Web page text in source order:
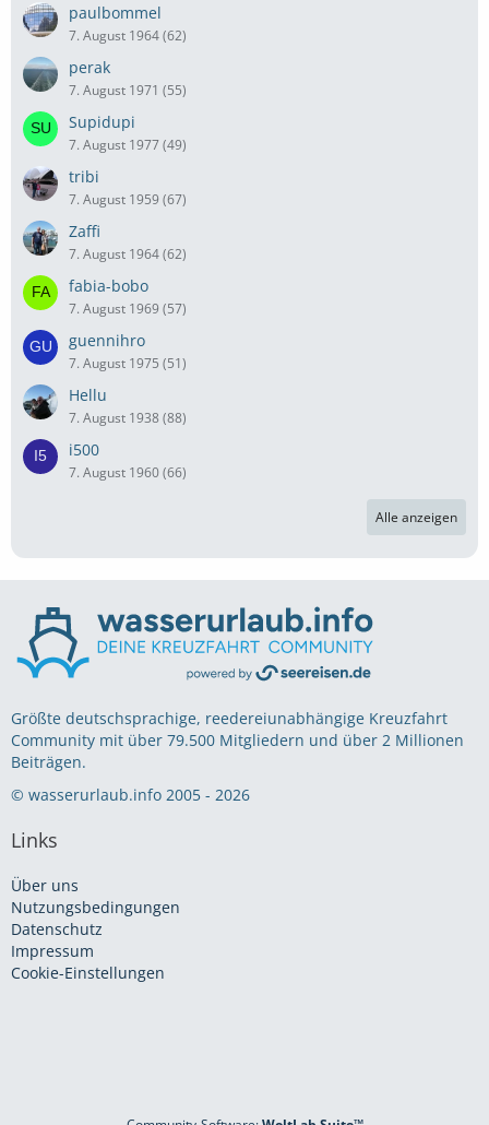
paulbommel
7. August 1964 (62)
perak
7. August 1971 (55)
Supidupi
7. August 1977 (49)
tribi
7. August 1959 (67)
Zaffi
7. August 1964 (62)
fabia-bobo
7. August 1969 (57)
guennihro
7. August 1975 (51)
Hellu
7. August 1938 (88)
i500
7. August 1960 (66)
Alle anzeigen
Größte deutschsprachige, reedereiunabhängige Kreuzfahrt
Community mit über 79.500 Mitgliedern und über 2 Millionen
Beiträgen.
© wasserurlaub.info 2005 - 2026
Links
Über uns
Nutzungsbedingungen
Datenschutz
Impressum
Cookie-Einstellungen